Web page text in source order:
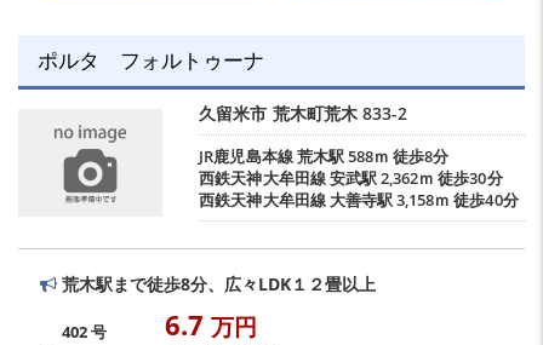
ポルタ フォルトゥーナ
久留米市 荒木町荒木833-2
JR鹿児島本線荒木駅588ｍ 徒歩8分
西鉄天神大牟田線安武駅2,362ｍ 徒歩30分
西鉄天神大牟田線大善寺駅3,158ｍ 徒歩40分
荒木駅まで徒歩8分、広々LDK１２畳以上
402 号 6.7 万円